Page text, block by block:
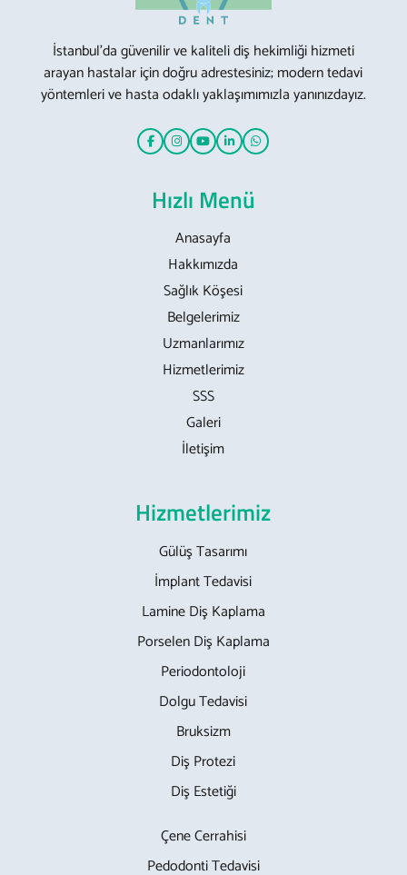
İstanbul’da güvenilir ve kaliteli diş hekimliği hizmeti
arayan hastalar için doğru adrestesiniz; modern tedavi
yöntemleri ve hasta odaklı yaklaşımımızla yanınızdayız.
Hızlı Menü
Anasayfa
Hakkımızda
Sağlık Köşesi
Belgelerimiz
Uzmanlarımız
Hizmetlerimiz
SSS
Galeri
İletişim
Hizmetlerimiz
Gülüş Tasarımı
İmplant Tedavisi
Lamine Diş Kaplama
Porselen Diş Kaplama
Periodontoloji
Dolgu Tedavisi
Bruksizm
Diş Protezi
Diş Estetiği
Çene Cerrahisi
Pedodonti Tedavisi